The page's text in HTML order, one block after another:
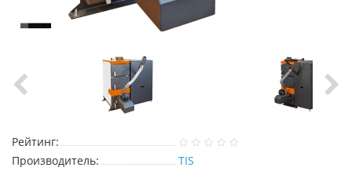
Рейтинг:
Производитель:
TIS